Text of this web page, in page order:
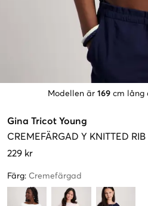
Modellen är 169 cm lång
Gina Tricot Young
CREMEFÄRGAD Y KNITTED RIB
229 kr
Färg: Cremefärgad